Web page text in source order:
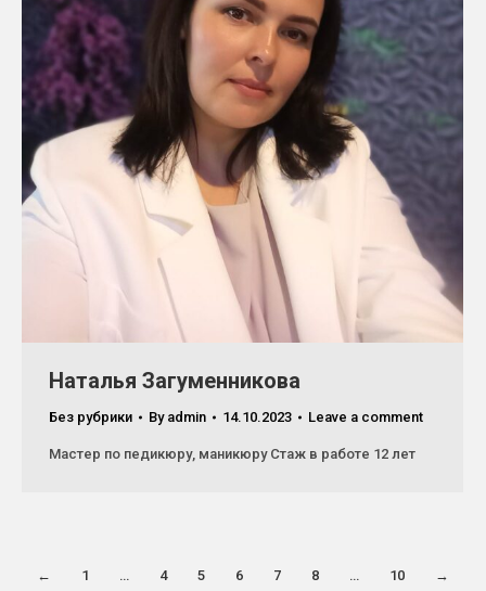
Наталья Загуменникова
Без рубрики By admin 14.10.2023 Leave a comment
Мастер по педикюру, маникюру Стаж в работе 12 лет
← 1 4 5 6 7 8 10 →